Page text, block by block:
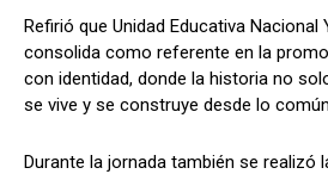
Refirió que Unidad Educativa Nacional
consolida como referente en la
con identidad, donde la historia no
se vive y se construye desde lo
Durante la jornada también se realizó